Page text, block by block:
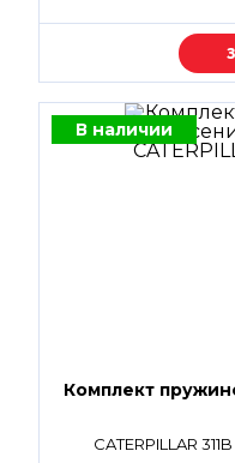
В наличии
Комплект
CATERPILLAR 311B